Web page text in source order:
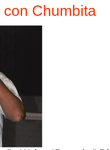
con Chumbita